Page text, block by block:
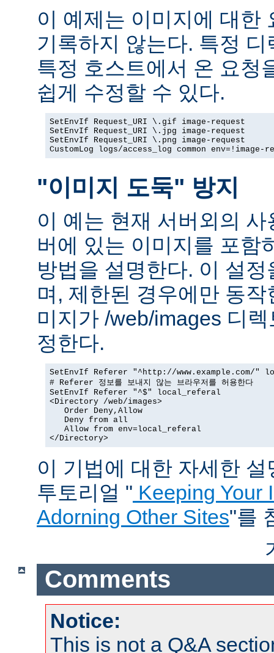
이 예제는 이미지에 대한
기록하지 않는다. 특정
특정 호스트에서 온 요청
쉽게 수정할 수 있다.
SetEnvIf Request_URI \.gif image-request
SetEnvIf Request_URI \.jpg image-request
SetEnvIf Request_URI \.png image-request
CustomLog logs/access_log common env=!image-
"이미지 도둑" 방지
이 예는 현재 서버외의
버에 있는 이미지를 포함
방법을 설명한다. 이 설
며, 제한된 경우에만 동
미지가 /web/images 디
정한다.
SetEnvIf Referer "^http://www.example.com/"
# Referer 정보를 보내지 않는 브라우저를 허용한다
SetEnvIf Referer "^$" local_referal
<Directory /web/images>
   Order Deny,Allow
   Deny from all
   Allow from env=local_referal
</Directory>
이 기법에 대한 자세한
투토리얼 " Keeping Your
Adorning Other Sites"를
Comments
Notice:
This is not a Q&A